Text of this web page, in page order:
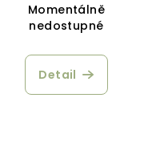
Momentálně
nedostupné
Detail